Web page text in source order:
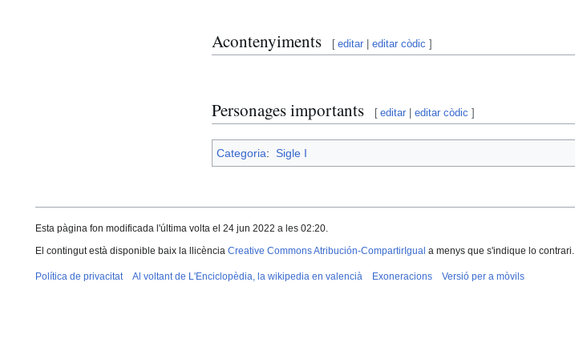
Acontenyiments [ editar |editar còdic ]
Personages importants [ editar |editar còdic ]
Categoria: Sigle I
Esta pàgina fon modificada l'última volta el 24 jun 2022 a les 02:20.
El contingut està disponible baix la llicència Creative Commons Atribución-CompartirIgual a menys que s'indique lo contrari.
Política de privacitat Al voltant de L'Enciclopèdia, la wikipedia en valencià Exoneracions Versió per a mòvils